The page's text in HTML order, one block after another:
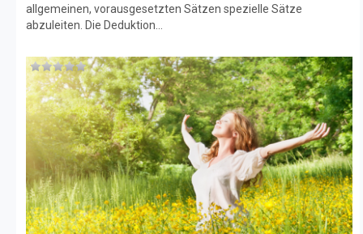
allgemeinen, vorausgesetzten Sätzen spezielle Sätze
abzuleiten. Die Deduktion...